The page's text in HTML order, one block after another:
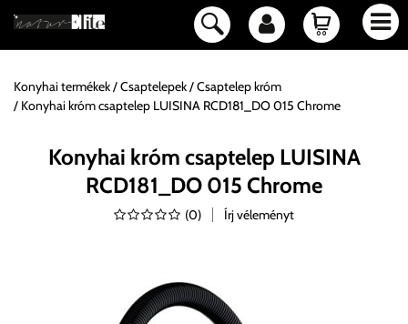
Konyhai termékek Csaptelepek
Csaptelep króm
Konyhai króm csaptelep LUISINA RCD181_DO 015 Chrome
Konyhai króm csaptelep LUISINA
RCD181_DO 015 Chrome
(0) Írj véleményt